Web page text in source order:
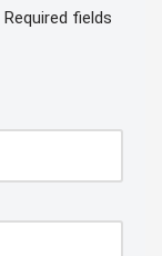
Required fields